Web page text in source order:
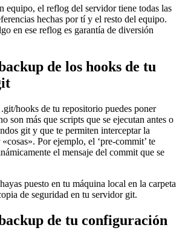
equipo, el reflog del servidor tiene todas las
hechas por tí y el resto del equipo.
en ese reflog es garantía de diversión
de los hooks de tu
hooks de tu repositorio puedes poner
son más que scripts que se ejecutan antes o
git y que te permiten interceptar la
Por ejemplo, el ‘pre-commit’ te
el mensaje del commit que se
puesto en tu máquina local en la carpeta
de seguridad en tu servidor git.
de tu configuración